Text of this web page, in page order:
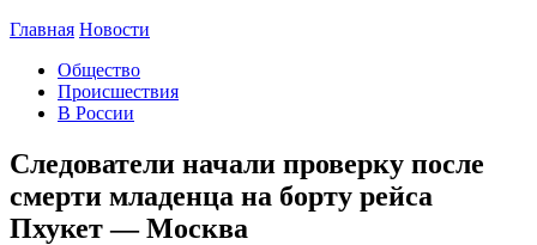
Главная Новости
Общество
Происшествия
В России
Следователи начали проверку после
смерти младенца на борту рейса
Пхукет — Москва